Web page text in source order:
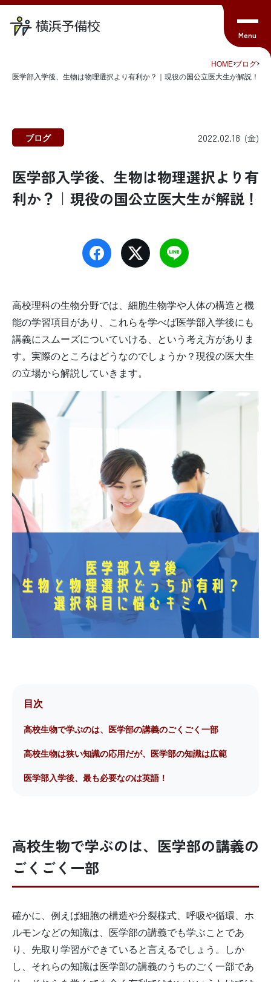
HOME ブログ
医学部入学後、生物は物理選択より有利か？｜現役の国公立医大生が解説！
ブログ 2022.02.18 (金)
医学部入学後、生物は物理選択より有
利か？｜現役の国公立医大生が解説！
高校理科の生物分野では、細胞生物学や人体の構造と機
能の学習項目があり、これらを学べば医学部入学後にも
講義にスムーズについていける、という考え方がありま
す。実際のところはどうなのでしょうか？現役の医大生
の立場から解説していきます。
目次
高校生物で学ぶのは、医学部の講義のごくごく一部
高校生物は狭い知識の応用だが、医学部の知識は広範
医学部入学後、最も必要なのは英語！
高校生物で学ぶのは、医学部の講義の
ごくごく一部
確かに、例えば細胞の構造や分裂様式、呼吸や循環、ホ
ルモンなどの知識は、医学部の講義でも学ぶことであ
り、先取り学習ができていると言えるでしょう。しか
し、それらの知識は医学部の講義のうちのごく一部であ